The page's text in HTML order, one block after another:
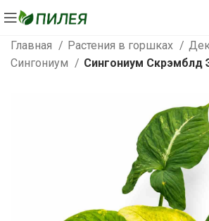
Главная Растения в горшках
Сингониум
Сингониум Скрэмблд